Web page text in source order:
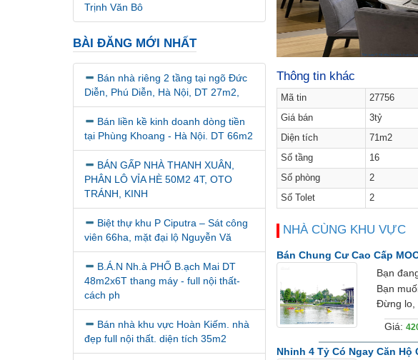
Trịnh Văn Bô
BÀI ĐĂNG MỚI NHẤT
Bán nhà riêng 2 tầng tại ngõ Đức
Diễn, Phú Diễn, Hà Nội, DT 27m2,
Bán liền kề kinh doanh dòng tiền
tại Phùng Khoang - Hà Nội. DT 66m2
BÁN GẤP NHÀ THANH XUÂN,
PHÂN LÔ VỈA HÈ 50M2 4T, OTO
TRÁNH, KINH
Biệt thự khu P Ciputra – Sát công
viên 66ha, mặt đại lộ Nguyễn Vă
B.Á.N Nh.à PHỐ B.ạch Mai DT
48m2x6T thang máy - full nội thất-
cách ph
Bán nhà khu vực Hoàn Kiếm. nhà
đẹp full nội thất. diện tích 35m2
Thông tin khác
Mã tin
27756
Giá bán
3tỷ
Diện tích
71m2
Số tầng
16
Số phòng
2
Số Tolet
2
NHÀ CÙNG KHU VỰC
Bán Chung Cư Cao Cấp
Bạn
Bạn
Đừng lo,
Giá:
Nhỉnh 4 Tỷ Có Ngay Căn Hộ